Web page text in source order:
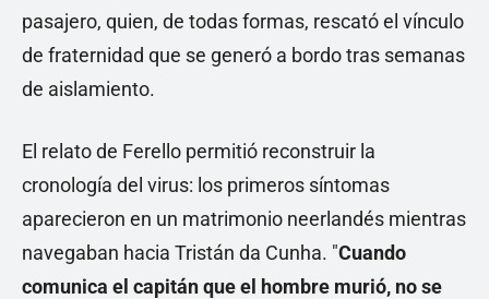
pasajero, quien, de todas formas, rescató el vínculo
de fraternidad que se generó a bordo tras semanas
de aislamiento.
El relato de Ferello permitió reconstruir la
cronología del virus: los primeros síntomas
aparecieron en un matrimonio neerlandés mientras
navegaban hacia Tristán da Cunha. "Cuando
comunica el capitán que el hombre murió, no se